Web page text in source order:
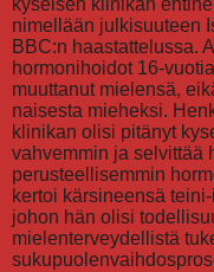
kyseisen klinikan
nimellään julkisuuteen
BBC:n haastattelussa.
hormonihoidot 16-
muuttanut mielensä,
naisesta mieheksi.
klinikan olisi pitänyt
vahvemmin ja selvittää
perusteellisemmin
kertoi kärsineensä
johon hän olisi
mielenterveydellistä